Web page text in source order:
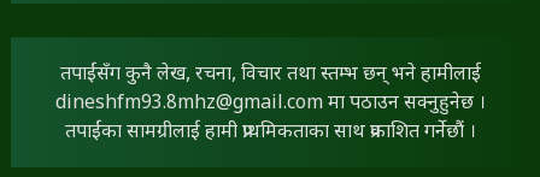
तपाईंसँग कुनै लेख, रचना, विचार तथा स्तम्भ छन् भने हामीलाई
dineshfm93.8mhz@gmail.comमा पठाउन सक्नुहुनेछ ।
तपाईंका सामग्रीलाई हामी प्राथमिकताका साथ प्रकाशित गर्नेछौं ।